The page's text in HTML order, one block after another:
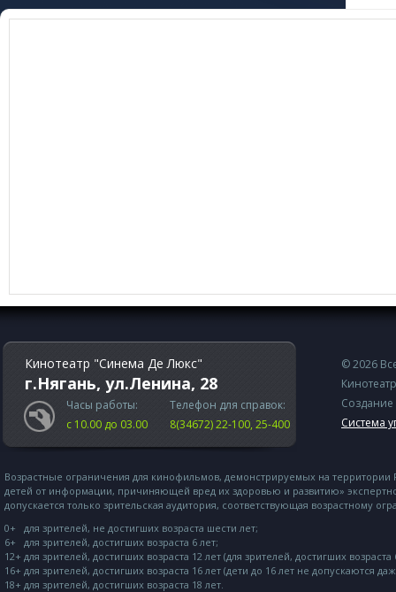
Кинотеатр "Синема Де Люкс"
г.Нягань, ул.Ленина, 28
Часы работы:
с 10.00 до 03.00
Телефон для справок:
8(34672) 22-100, 25-400
© 2026
Создание
Система
Возрастные ограничения для кинофильмов, демонстрируемых на
детей от информации, причиняющей вред их здоровью и развитию»
допускается только зрительская аудитория, соответствующая возрастному
0+ для зрителей, не достигших возраста шести лет;
6+ для зрителей, достигших возраста 6 лет;
12+ для зрителей, достигших возраста 12 лет (для зрителей, достигших
16+ для зрителей, достигших возраста 16 лет (дети до 16 лет не допускаются
18+ для зрителей, достигших возраста 18 лет.